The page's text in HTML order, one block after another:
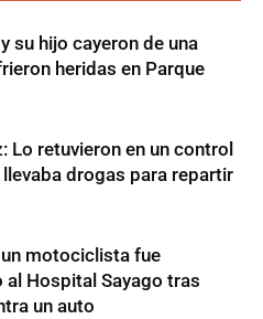
su hijo cayeron de una
heridas en Parque
Lo retuvieron en un control
drogas para repartir
motociclista fue
al Hospital Sayago tras
un auto